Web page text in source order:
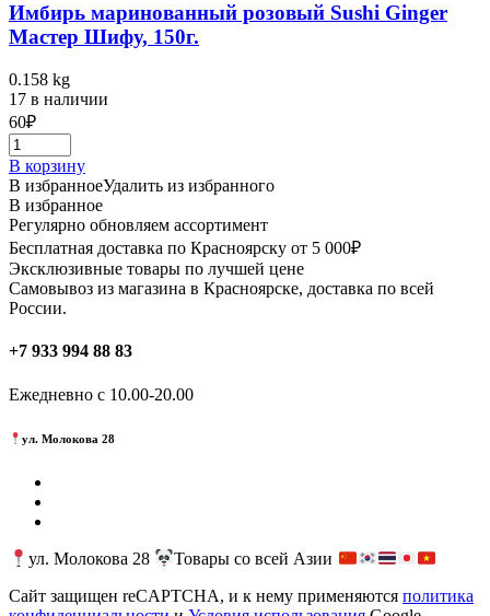
Имбирь маринованный розовый Sushi Ginger
Мастер Шифу, 150г.
0.158 kg
17 в наличии
60₽
В корзину
В избранноеУдалить из избранного
В избранное
Регулярно обновляем ассортимент
Бесплатная доставка по Красноярску от 5 000₽
Эксклюзивные товары по лучшей цене
Самовывоз из магазина в Красноярске, доставка по всей
России.
+7 933 994 88 83
Ежедневно с 10.00-20.00
ул. Молокова 28
ул. Молокова 28
Товары со всей Азии
Сайт защищен reCAPTCHA, и к нему применяются политика